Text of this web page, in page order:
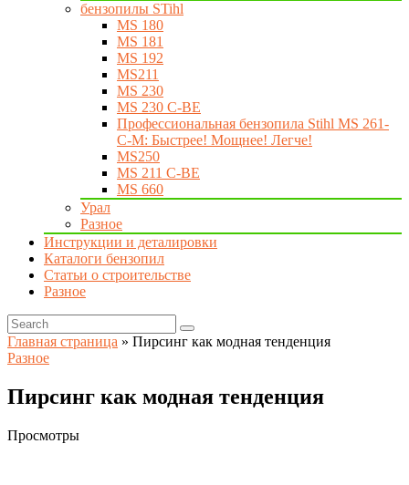
бензопилы STihl
MS 180
MS 181
MS 192
MS211
MS 230
MS 230 C-BE
Профессиональная бензопила Stihl MS 261-
C-M: Быстрее! Мощнее! Легче!
MS250
MS 211 C-BE
MS 660
Урал
Разное
Инструкции и деталировки
Каталоги бензопил
Статьи о строительстве
Разное
Главная страница » Пирсинг как модная тенденция
Разное
Пирсинг как модная тенденция
Просмотры